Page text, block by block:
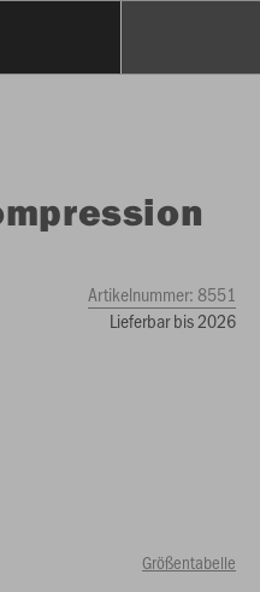
Artikelnummer:8551
Lieferbar bis 2026
Größentabelle